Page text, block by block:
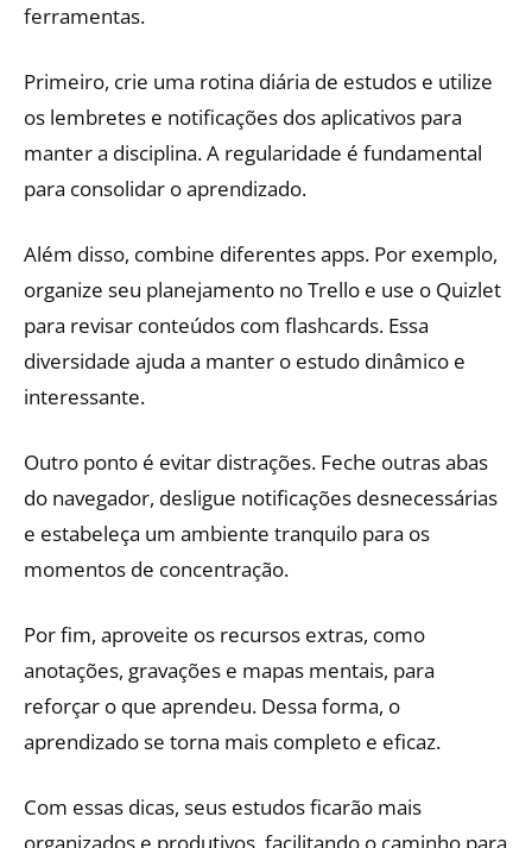
ferramentas.
Primeiro, crie uma rotina diária de estudos e utilize
os lembretes e notificações dos aplicativos para
manter a disciplina. A regularidade é fundamental
para consolidar o aprendizado.
Além disso, combine diferentes apps. Por exemplo,
organize seu planejamento no Trello e use o Quizlet
para revisar conteúdos com flashcards. Essa
diversidade ajuda a manter o estudo dinâmico e
interessante.
Outro ponto é evitar distrações. Feche outras abas
do navegador, desligue notificações desnecessárias
e estabeleça um ambiente tranquilo para os
momentos de concentração.
Por fim, aproveite os recursos extras, como
anotações, gravações e mapas mentais, para
reforçar o que aprendeu. Dessa forma, o
aprendizado se torna mais completo e eficaz.
Com essas dicas, seus estudos ficarão mais
organizados e produtivos, facilitando o caminho para